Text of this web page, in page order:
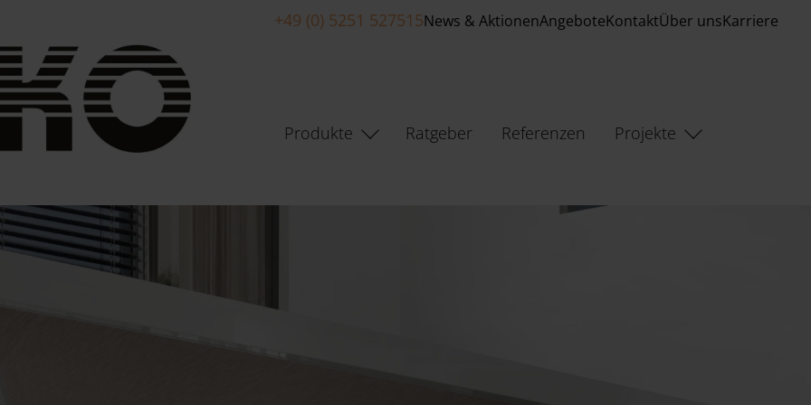
+49 (0) 5251 527515News & AktionenAngeboteKontaktÜber unsKarriere
Produkte
Ratgeber Referenzen Projekte